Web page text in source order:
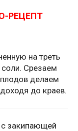
РЕЦЕПТ
на треть
Срезаем
делаем
до краев.
закипающей